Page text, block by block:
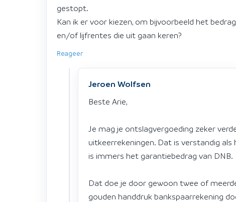
gestopt.
Kan ik er voor kiezen, om bijvoorbeeld het
en/of lijfrentes die uit gaan keren?
Reageer
Jeroen Wolfsen
Beste Arie,
Je mag je ontslagvergoeding zeker
uitkeerrekeningen. Dat is verstandig
is immers het garantiebedrag van DNB.
Dat doe je door gewoon twee of
gouden handdruk bankspaarrekening